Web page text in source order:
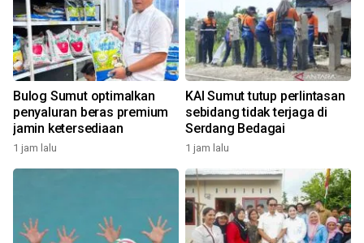
Bulog Sumut optimalkan
penyaluran beras premium
jamin ketersediaan
1 jam lalu
KAI Sumut tutup perlintasan
sebidang tidak terjaga di
Serdang Bedagai
1 jam lalu